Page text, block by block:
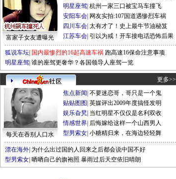
富家子女友遭曝光
明星座驾 杭州一家三口被宝马车撞飞
安阳车会 网友实拍:107国道遇惨烈车祸
四川车会 太有才了！史上最牛节油秘笈
江苏车会 引以为戒！开车接电话恐怖后果
狐说车坛 国内最惨烈的16起高速车祸 跑高速16保命注意事项
明星座驾 谁的座驾更奢华？各国领导人座驾一览
更多>>
每天在吞别人口水
焦点新闻 不要迷恋哥，哥只是一个鬼
贴贴图图 英媒评出2009年度搞怪发明
娱乐旮旯 当红明星不仅仅是名利双收
情感世界 后悔嫁给这样一个山西男人
型男索女 小糖精归来，在海边轻轻舞
漂在海外 为什么出过国的人回来之后都会说中国不好
型男索女 晒晒自己的旗袍照 暴雨过后天空依旧晴朗